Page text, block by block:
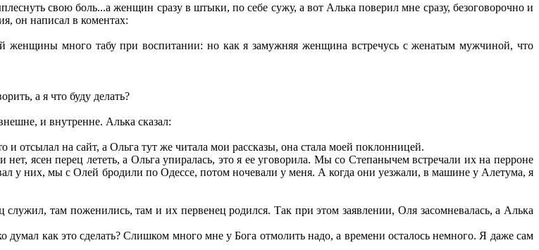
свою боль...а женщин сразу в штыки, по себе сужу, а вот Алька поверил мне сразу, безоговорочно и
он написал в коментах:
женщины много табу при воспитании: но как я замужняя женщина встречусь с женатым мужчиной, что
а я что буду делать?
и внутренне. Алька сказал:
на сайт, а Ольга тут же читала мои рассказы, она стала моей поклонницей.
ясен перец лететь, а Ольга упиралась, это я ее уговорила. Мы со Степанычем встречали их на перроне
у них, мы с Олей бродили по Одессе, потом ночевали у меня. А когда они уезжали, в машине у Алетума, я
там поженились, там и их первенец родился. Так при этом заявлении, Оля засомневалась, а Алька
думал как это сделать? Слишком много мне у Бога отмолить надо, а времени осталось немного. Я даже сам